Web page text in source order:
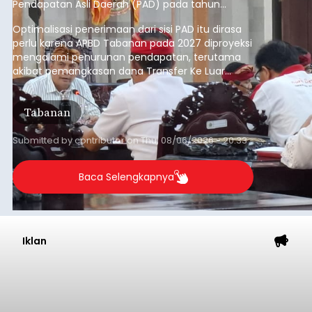
Pendapatan Asli Daerah (PAD) pada tahun
anggaran 2027.
Optimalisasi penerimaan dari sisi PAD itu dirasa
perlu karena APBD Tabanan pada 2027 diproyeksi
mengalami penurunan pendapatan, terutama
akibat pemangkasan dana Transfer Ke Luar
Daerah (TKD) dari pemerintah pusat.
Tabanan
Submitted bycontributoronThu, 08/06/2026 - 20:33
Baca Selengkapnya
Iklan